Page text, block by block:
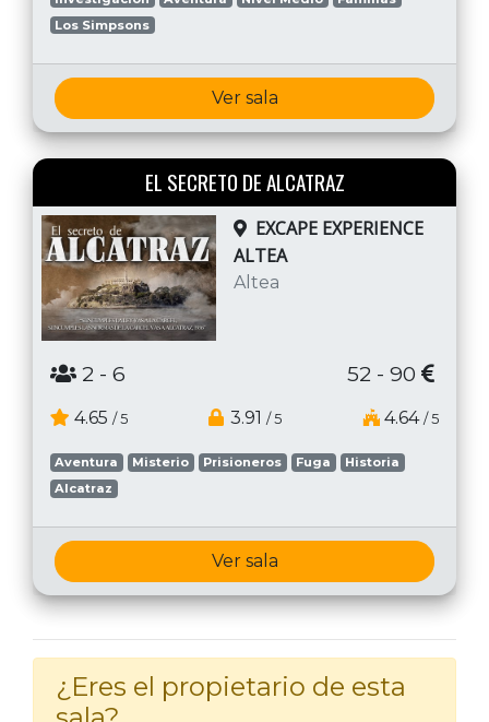
Los Simpsons
Ver sala
EL SECRETO DE ALCATRAZ
EXCAPE EXPERIENCE
ALTEA
Altea
2 - 6 52 - 90
4.65 / 5 3.91 / 5 4.64 / 5
Aventura Misterio Prisioneros Fuga
Historia
Alcatraz
Ver sala
¿Eres el propietario de esta